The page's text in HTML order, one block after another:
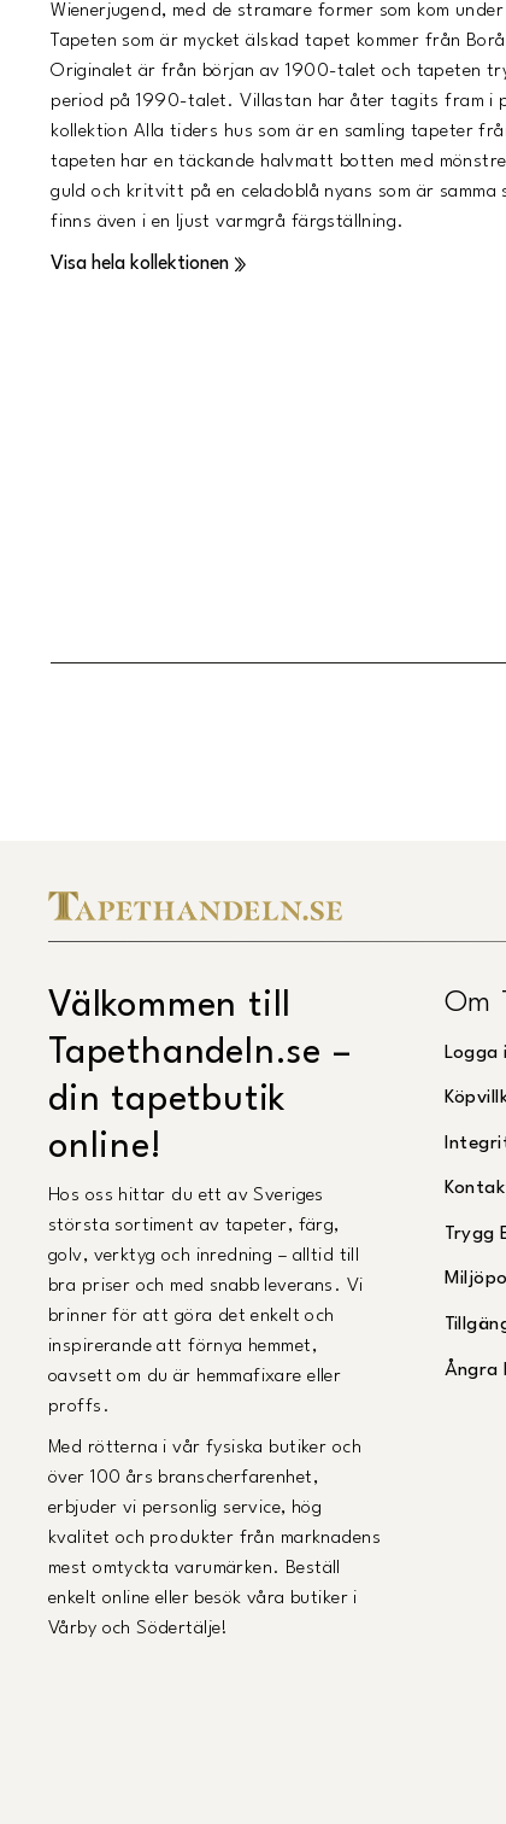
Wienerjugend, med de stramare former som kom
Tapeten som är mycket älskad tapet kommer från
Originalet är från början av 1900-talet och tapeten
period på 1990-talet. Villastan har åter tagits fram i
kollektion Alla tiders hus som är en samling tapeter
tapeten har en täckande halvmatt botten med
guld och kritvitt på en celadoblå nyans som är
finns även i en ljust varmgrå färgställning.
Visa hela kollektionen
Välkommen till
Tapethandeln.se –
din tapetbutik
online!
Hos oss hittar du ett av Sveriges
största sortiment av tapeter, färg,
golv, verktyg och inredning – alltid till
bra priser och med snabb leverans. Vi
brinner för att göra det enkelt och
inspirerande att förnya hemmet,
oavsett om du är hemmafixare eller
proffs.
Med rötterna i vår fysiska butiker och
över 100 års branscherfarenhet,
erbjuder vi personlig service, hög
kvalitet och produkter från marknadens
mest omtyckta varumärken. Beställ
enkelt online eller besök våra butiker i
Vårby och Södertälje!
Om
Logga
Trygg
Ångra